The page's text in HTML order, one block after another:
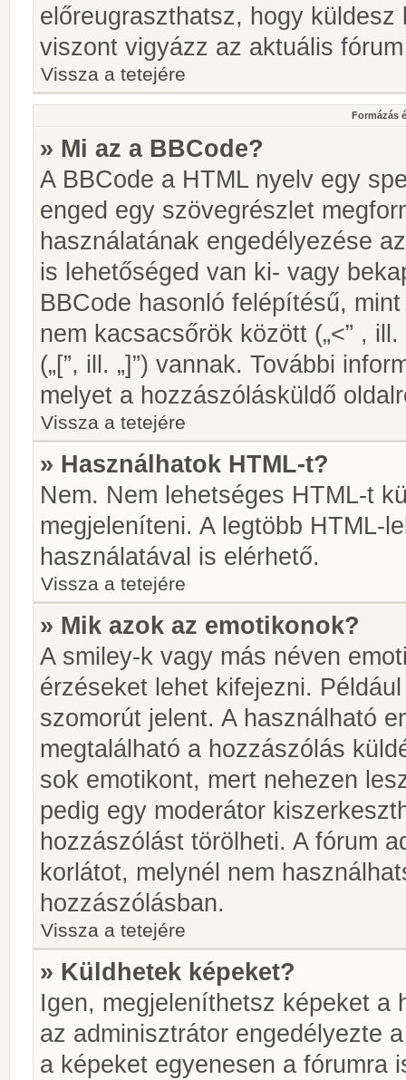
előreugraszthatsz, hogy
viszont vigyázz az aktuális
Vissza a tetejére
Formázás
» Mi az a BBCode?
A BBCode a HTML nyelv egy
enged egy szövegrészlet
használatának engedélyezése
is lehetőséged van ki- vagy
BBCode hasonló felépítésű,
nem kacsacsőrök között („<” ,
(„[”, ill. „]”) vannak. További
melyet a hozzászólásküldő
Vissza a tetejére
» Használhatok HTML-t?
Nem. Nem lehetséges HTML-t
megjeleníteni. A legtöbb HTML-
használatával is elérhető.
Vissza a tetejére
» Mik azok az emotikonok?
A smiley-k vagy más néven
érzéseket lehet kifejezni.
szomorút jelent. A használható
megtalálható a hozzászólás
sok emotikont, mert nehezen
pedig egy moderátor
hozzászólást törölheti. A fórum
korlátot, melynél nem
hozzászólásban.
Vissza a tetejére
» Küldhetek képeket?
Igen, megjeleníthetsz képeket a
az adminisztrátor engedélyezte
a képeket egyenesen a fórumra